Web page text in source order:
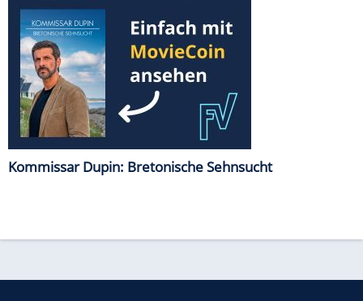
Kommissar Dupin: Bretonische Sehnsucht